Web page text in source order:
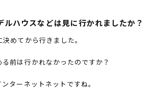
ルハウスなどは見に行かれましたか？
決めてから行きました。
る前は行かれなかったのですか？
ンターネットネットですね。